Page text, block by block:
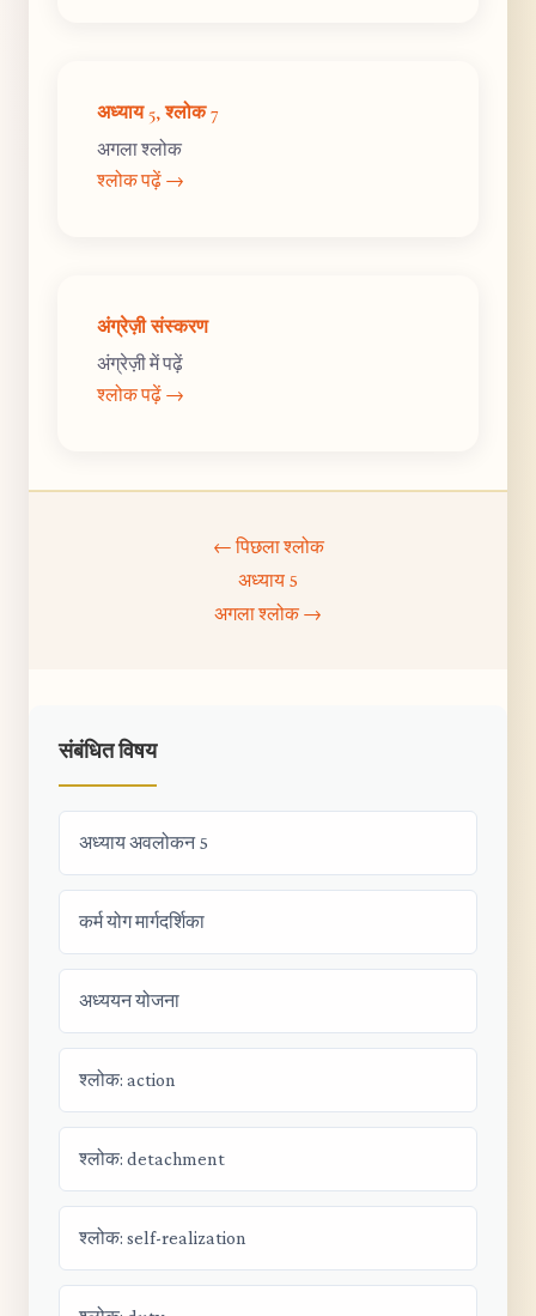
अध्याय 5, श्लोक 7
अगला श्लोक
श्लोक पढ़ें →
अंग्रेज़ी संस्करण
अंग्रेज़ी में पढ़ें
श्लोक पढ़ें →
← पिछला श्लोक
अध्याय 5
अगला श्लोक →
संबंधित विषय
अध्याय अवलोकन 5
कर्म योग मार्गदर्शिका
अध्ययन योजना
श्लोक: action
श्लोक: detachment
श्लोक: self-realization